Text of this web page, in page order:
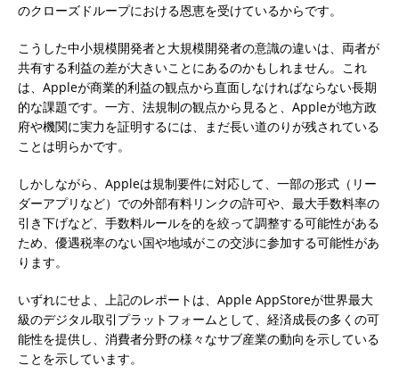
のクローズドループにおける恩恵を受けているからです。
こうした中小規模開発者と大規模開発者の意識の違いは、両者が
共有する利益の差が大きいことにあるのかもしれません。これ
は、Appleが商業的利益の観点から直面しなければならない長期
的な課題です。一方、法規制の観点から見ると、Appleが地方政
府や機関に実力を証明するには、まだ長い道のりが残されている
ことは明らかです。
しかしながら、Appleは規制要件に対応して、一部の形式（リー
ダーアプリなど）での外部有料リンクの許可や、最大手数料率の
引き下げなど、手数料ルールを的を絞って調整する可能性がある
ため、優遇税率のない国や地域がこの交渉に参加する可能性があ
ります。
いずれにせよ、上記のレポートは、Apple AppStoreが世界最大
級のデジタル取引プラットフォームとして、経済成長の多くの可
能性を提供し、消費者分野の様々なサブ産業の動向を示している
ことを示しています。